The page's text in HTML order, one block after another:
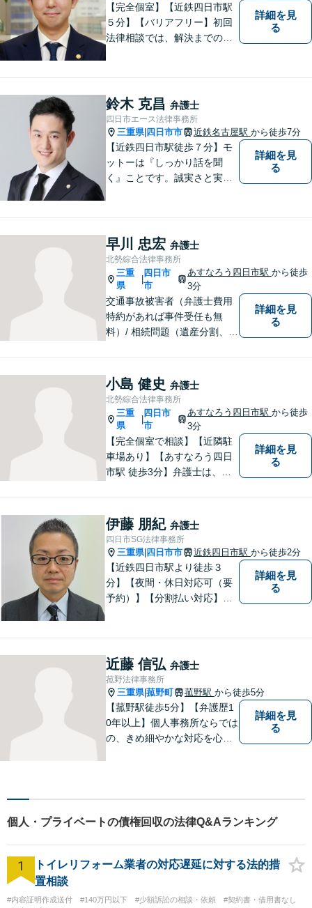
【完全個室】【近鉄四日市駅
５分】【バリアフリー】初回
法律相談では、解決までの流
企業法務・顧問弁護士
詳細を見
る
鈴木 克昌 弁護士
四日市エース法律事務所
三重県| 四日市市 近鉄名古屋駅 から徒歩7分
【近鉄四日市駅徒歩７分】モ
ットーは『しっかり話を聞
く』ことです。誠実さと実直
（使用者側）／交通事故／相
続問題など、幅広く対応。お
気軽にご相談ください。
詳細を見
る
早川 忠宏 弁護士
北勢綜合法律事務所
三重
県
四日市
市
あすなろう四日市駅 から徒歩
3分
交通事故被害者（弁護士費用
特約があれば事件受任も無
料）/ 相続問題（遺産分割、遺
さい。
詳細を見
る
小島 健史 弁護士
北勢綜合法律事務所
三重
県
四日市
市
あすなろう四日市駅 から徒歩
3分
【完全個室で相談】【近隣駐
車場あり】【あすなろう四日
市駅 徒歩3分】弁護士は、依
わからないことがあれば、何
でも聞いてください。 問題解
決に向かって一緒に頑張りま
しょう。
詳細を見
る
伊藤 朋紀 弁護士
四日市SG法律事務所
三重県| 四日市市 近鉄四日市駅 から徒歩2分
【近鉄四日市駅より徒歩３
分】【夜間・休日対応可（要
予約）】【分割払い対応】
して、一緒に解決方法を考え
る手助けをさせていただけれ
ばと思いますので、お気軽に
ご相談ください。
詳細を見
る
近藤 信弘 弁護士
菰野法律事務所
三重県|菰野町 菰野駅 から徒歩5分
【菰野駅徒歩5分】【弁護歴1
0年以上】個人事務所ならでは
の、きめ細やかな対応を心が
行います！【完全個室】
詳細を見
る
個人・プライベートの債権回収の法律Q&Aランキング
1
トイレリフォーム業者の対応遅延に対する法的措
置相談
#内容証明作成送付 #140万円以下 #少額訴訟の相談・依頼
#契約書・借用書なし